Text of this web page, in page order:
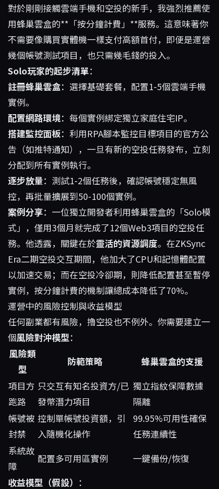
對於剛剛接觸雲端手機和空投的新手，我強烈推薦使
用蜂巢雲盒的**「按分鐘計費」**服務。這意味著你
不需要像購買實體機一樣支付高額首付，即便是運營
幾個帳號測試項目，也只需幾毛錢的投入。
Solo玩家的起步清單：
註冊蜂巢雲盒：選擇基礎套餐，配置1-5個雲端手機
實例。
配置網路環境：每個實例綁定獨立家庭住宅IP。
搭建監控面板：利用RPA腳本監控目標項目的官方公
告（如推特通知），一旦有新的空投任務發布，立刻
分配到所有實例執行。
逐步放量：測試1-2個任務後，確認帳號穩定無風
控，再批量擴展到50-100個實例。
案例分享：一位獨立開發者利用蜂巢雲盒的「Solo模
式」，僅用3個月就完成了12個Web3項目的空投任
務。他透露，關鍵在於靈活的資源調度。在ZKSync
Era二期空投交互期間，他加大了CPU和記憶體配置
以加速交易；而在空投冷卻期，則降低配置甚至暫停
實例，按分鐘計費的機制讓總成本降低了70%。
運營中的風險控制與收益模型
任何副業都有風險，擼空投也不例外。你需要建立一
個風險對沖模型：
風險類
型
防範策略
蜂巢雲盒的支援
項目方
跑路
只交互有知名投資方/已
發幣潛力項目
獨立指紋保障數據
隔離
帳號被
封禁
控制單帳號投資額，引
入隨機化操作
99.95%可用性確保
任務連續性
系統故
障
配置多可用區實例
一鍵備份/恢復
收益模型（假設） ：